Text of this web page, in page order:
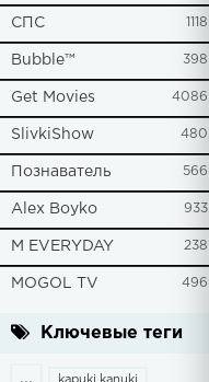
СПС 1118
Bubble™ 398
Get Movies 4086
SlivkiShow 480
Познаватель 566
Alex Boyko 933
M EVERYDAY 238
MOGOL TV 496
Ключевые теги
... kapuki kanuki